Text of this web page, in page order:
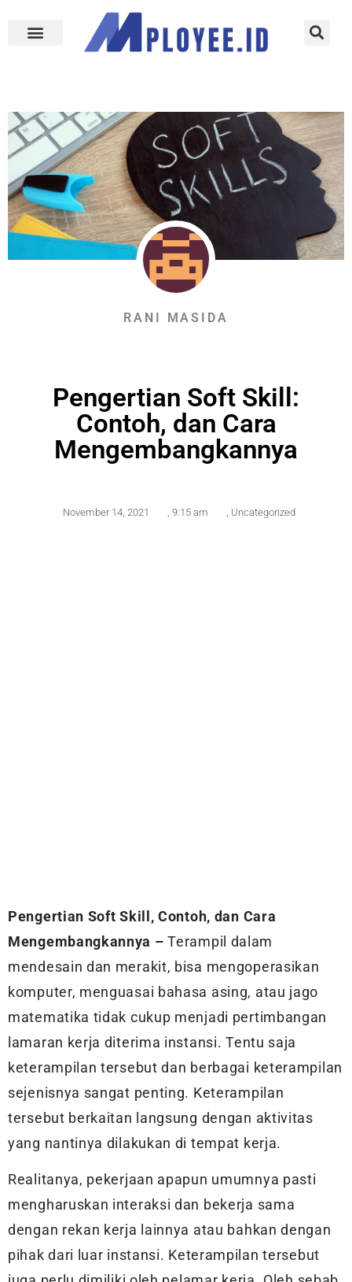
RANI MASIDA
Pengertian Soft Skill:
Contoh, dan Cara
Mengembangkannya
November 14, 2021 9:15 am Uncategorized
Pengertian Soft Skill, Contoh, dan Cara
Mengembangkannya –Terampil dalam
mendesain dan merakit, bisa mengoperasikan
komputer, menguasai bahasa asing, atau jago
matematika tidak cukup menjadi pertimbangan
lamaran kerja diterima instansi. Tentu saja
keterampilan tersebut dan berbagai keterampilan
sejenisnya sangat penting. Keterampilan
tersebut berkaitan langsung dengan aktivitas
yang nantinya dilakukan di tempat kerja.
Realitanya, pekerjaan apapun umumnya pasti
mengharuskan interaksi dan bekerja sama
dengan rekan kerja lainnya atau bahkan dengan
pihak dari luar instansi. Keterampilan tersebut